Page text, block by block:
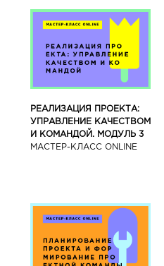
РЕАЛИЗАЦИЯ ПРОЕКТА:
УПРАВЛЕНИЕ КАЧЕСТВОМ
И КОМАНДОЙ. МОДУЛЬ 3
МАСТЕР-КЛАСС ONLINE